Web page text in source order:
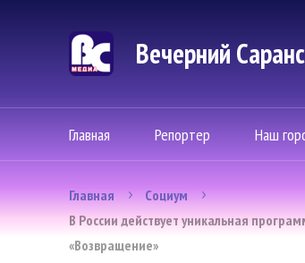
Вечерний
Главная Репортер Наш
Главная
Социум
В России действует уникальная
«Возвращение»